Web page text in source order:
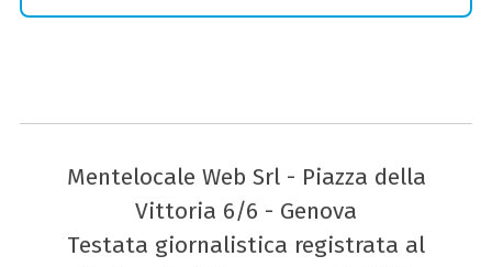
Mentelocale Web Srl - Piazza della
Vittoria 6/6 - Genova
Testata giornalistica registrata al